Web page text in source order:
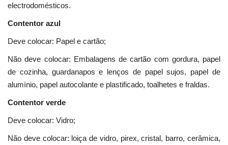
electrodomésticos.
Contentor azul
Deve colocar: Papel e cartão;
Não deve colocar: Embalagens de cartão com gordura, papel
de cozinha, guardanapos e lenços de papel sujos, papel de
alumínio, papel autocolante e plastificado, toalhetes e fraldas.
Contentor verde
Deve colocar: Vidro;
Não deve colocar: loiça de vidro, pirex, cristal, barro, cerâmica,